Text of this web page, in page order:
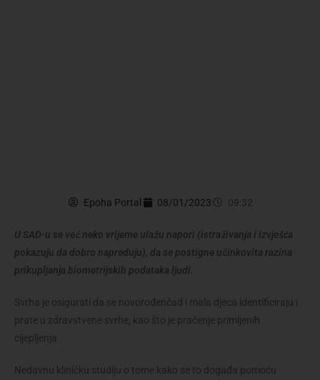
Epoha Portal 08/01/2023 09:32
U SAD-u se već neko vrijeme ulažu napori (istraživanja i izvješća
pokazuju da dobro napreduju), da se postigne učinkovita razina
prikupljanja biometrijskih podataka ljudi.
Svrha je osigurati da se novorođenčad i mala djeca identificiraju i
prate u zdravstvene svrhe, kao što je praćenje primljenih
cijepljenja.
Nedavnu kliničku studiju o tome kako se to događa pomoću